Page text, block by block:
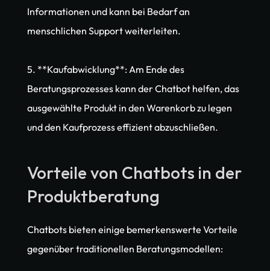
Informationen und kann bei Bedarf an
menschlichen Support weiterleiten.
5. **Kaufabwicklung**: Am Ende des
Beratungsprozesses kann der Chatbot helfen, das
ausgewählte Produkt in den Warenkorb zu legen
und den Kaufprozess effizient abzuschließen.
Vorteile von Chatbots in der
Produktberatung
Chatbots bieten einige bemerkenswerte Vorteile
gegenüber traditionellen Beratungsmodellen: